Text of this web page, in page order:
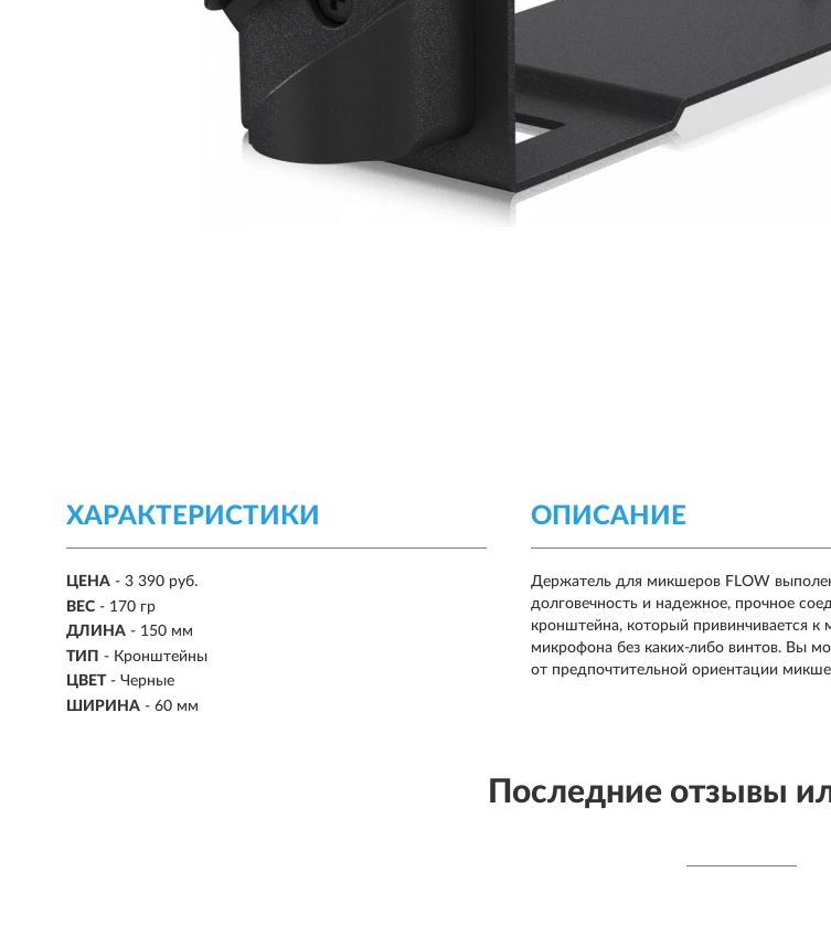
ХАРАКТЕРИСТИКИ
ЦЕНА - 3 390 руб.
ВЕС - 170 гр
ДЛИНА - 150 мм
ТИП - Кронштейны
ЦВЕТ - Черные
ШИРИНА - 60 мм
ОПИСАНИЕ
Держатель для микшеров FLOW
долговечность и надежное, прочное
кронштейна, который привинчивается к
микрофона без каких-либо винтов. Вы
от предпочтительной ориентации
Последние отзывы